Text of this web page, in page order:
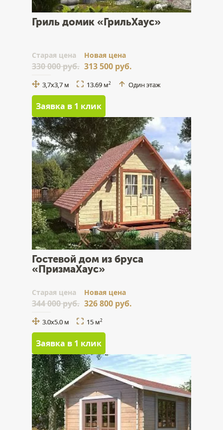
Гриль домик «ГрильХаус»
Cтарая цена
330 000 руб.
Новая цена
313 500 руб.
3,7x3,7 м 13.69 м2 Один этаж
Заявка в 1 клик
Гостевой дом из бруса
«ПризмаХаус»
Cтарая цена
344 000 руб.
Новая цена
326 800 руб.
3.0x5.0 м 15 м2
Заявка в 1 клик